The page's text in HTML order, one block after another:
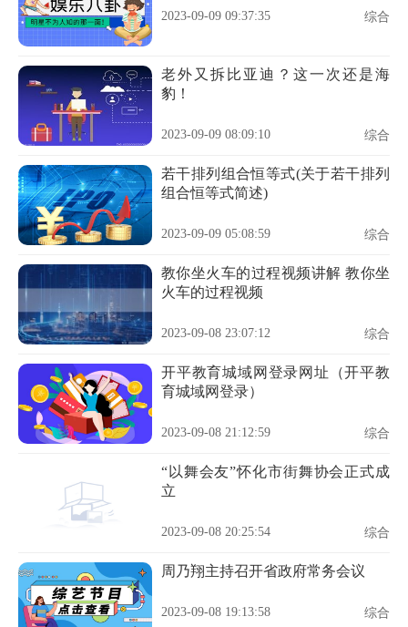
2023-09-09 09:37:35 综合
老外又拆比亚迪？这一次还是海
豹！
2023-09-09 08:09:10 综合
若干排列组合恒等式(关于若干排列
组合恒等式简述)
2023-09-09 05:08:59 综合
教你坐火车的过程视频讲解 教你坐
火车的过程视频
2023-09-08 23:07:12 综合
开平教育城域网登录网址（开平教
育城域网登录）
2023-09-08 21:12:59 综合
“以舞会友”怀化市街舞协会正式成
立
2023-09-08 20:25:54 综合
周乃翔主持召开省政府常务会议
2023-09-08 19:13:58 综合